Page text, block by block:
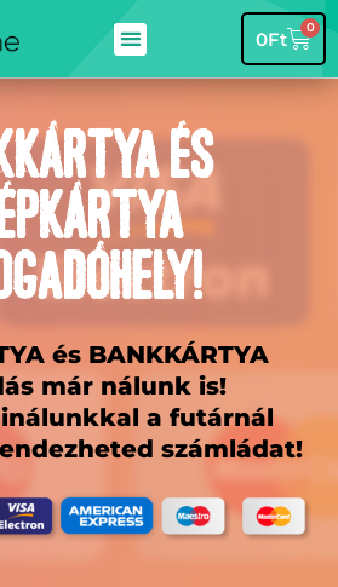
0Ft 0
és
és BANKKÁRTYA
már nálunk is!
a futárnál
számládat!